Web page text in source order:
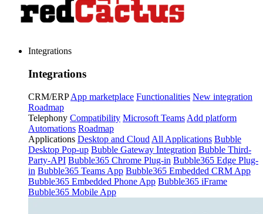
Integrations
Integrations
CRM/ERP App marketplace Functionalities New integration
Roadmap
Telephony Compatibility Microsoft Teams Add platform
Automations Roadmap
Applications Desktop and Cloud All Applications Bubble
Desktop Pop-up Bubble Gateway Integration Bubble Third-
Party-API Bubble365 Chrome Plug-in Bubble365 Edge Plug-
in Bubble365 Teams App Bubble365 Embedded CRM App
Bubble365 Embedded Phone App Bubble365 iFrame
Bubble365 Mobile App